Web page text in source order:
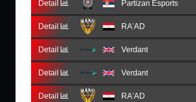
Detail Partizan Esports
Detail RA'AD
Detail Verdant
Detail Verdant
Detail RA'AD